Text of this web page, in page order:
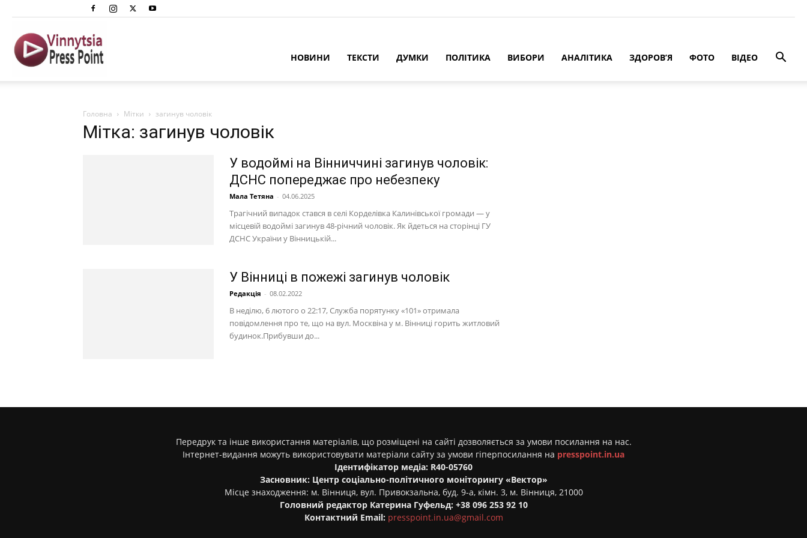
Преспоінт
НОВИНИ ТЕКСТИ ДУМКИ ПОЛІТИКА ВИБОРИ АНАЛІТИКА ЗДОРОВ’Я ФОТО ВІДЕО
Головна Мітки загинув чоловік
Мітка: загинув чоловік
У водоймі на Вінниччині загинув чоловік:
ДСНС попереджає про небезпеку
Мала Тетяна - 04.06.2025
Трагічний випадок стався в селі Корделівка Калинівської громади — у
місцевій водоймі загинув 48-річний чоловік. Як йдеться на сторінці ГУ
ДСНС України у Вінницькій...
У Вінниці в пожежі загинув чоловік
Редакція - 08.02.2022
В неділю, 6 лютого о 22:17, Служба порятунку «101» отримала
повідомлення про те, що на вул. Москвіна у м. Вінниці горить житловий
будинок.Прибувши до...
Передрук та інше використання матеріалів, що розміщені на сайті дозволяється за умови посилання на нас.
Інтернет-видання можуть використовувати матеріали сайту за умови гіперпосилання на presspoint.in.ua
Ідентифікатор медіа: R40-05760
Засновник: Центр соціально-політичного моніторингу «Вектор»
Місце знаходження: м. Вінниця, вул. Привокзальна, буд. 9-а, кімн. 3, м. Вінниця, 21000
Головний редактор Катерина Гуфельд: +38 096 253 92 10
Контактний Email: presspoint.in.ua@gmail.com